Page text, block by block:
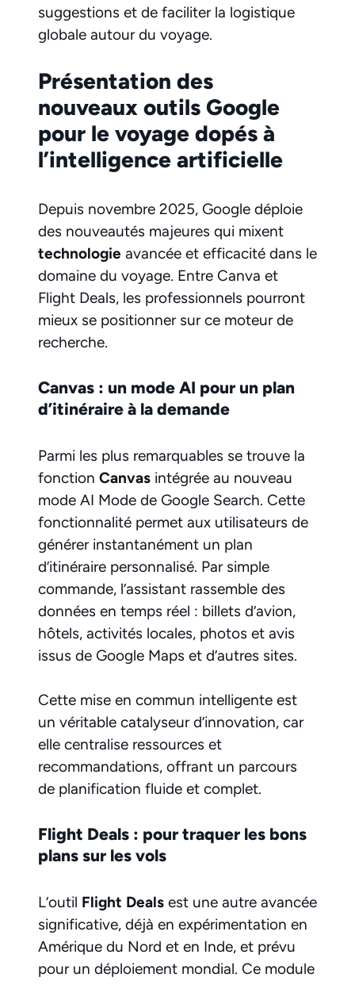
suggestions et de faciliter la logistique
globale autour du voyage.
Présentation des
nouveaux outils Google
pour le voyage dopés à
l’intelligence artificielle
Depuis novembre 2025, Google déploie
des nouveautés majeures qui mixent
technologie avancée et efficacité dans le
domaine du voyage. Entre Canva et
Flight Deals, les professionnels pourront
mieux se positionner sur ce moteur de
recherche.
Canvas : un mode AI pour un plan
d’itinéraire à la demande
Parmi les plus remarquables se trouve la
fonction Canvas intégrée au nouveau
mode AI Mode de Google Search. Cette
fonctionnalité permet aux utilisateurs de
générer instantanément un plan
d’itinéraire personnalisé. Par simple
commande, l’assistant rassemble des
données en temps réel : billets d’avion,
hôtels, activités locales, photos et avis
issus de Google Maps et d’autres sites.
Cette mise en commun intelligente est
un véritable catalyseur d’innovation, car
elle centralise ressources et
recommandations, offrant un parcours
de planification fluide et complet.
Flight Deals : pour traquer les bons
plans sur les vols
L’outil Flight Deals est une autre avancée
significative, déjà en expérimentation en
Amérique du Nord et en Inde, et prévu
pour un déploiement mondial. Ce module